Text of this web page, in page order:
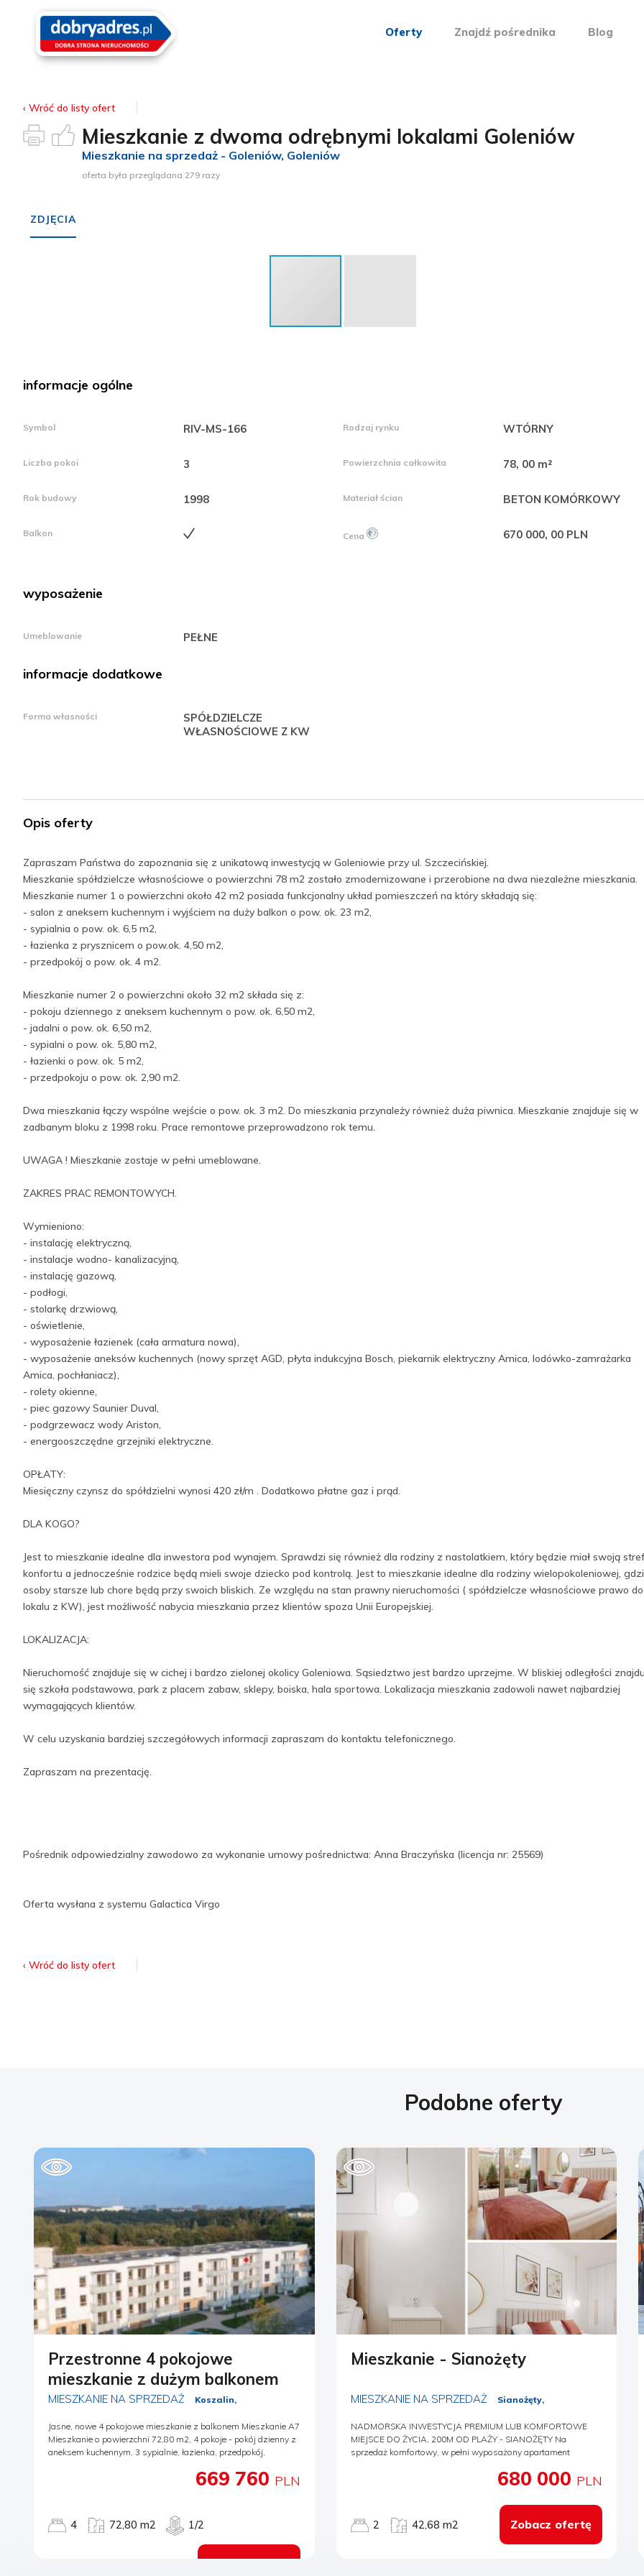
Oferty Znajdź pośrednika Blog
‹ Wróć do listy ofert
Mieszkanie z dwoma odrębnymi lokalami Goleniów
Mieszkanie na sprzedaż - Goleniów, Goleniów
oferta była przeglądana 279 razy
ZDJĘCIA
informacje ogólne
Symbol RIV-MS-166 Rodzaj rynku WTÓRNY
Liczba pokoi 3 Powierzchnia całkowita 78, 00 m²
Rok budowy 1998 Materiał ścian BETON KOMÓRKOWY
Balkon Cena 670 000, 00 PLN
wyposażenie
Umeblowanie PEŁNE
informacje dodatkowe
Forma własności
SPÓŁDZIELCZE
WŁASNOŚCIOWE Z KW
Opis oferty
Zapraszam Państwa do zapoznania się z unikatową inwestycją w Goleniowie przy ul. Szczecińskiej.
Mieszkanie spółdzielcze własnościowe o powierzchni 78 m2 zostało zmodernizowane i przerobione na dwa niezależne mieszkania.
Mieszkanie numer 1 o powierzchni około 42 m2 posiada funkcjonalny układ pomieszczeń na który składają się:
- salon z aneksem kuchennym i wyjściem na duży balkon o pow. ok. 23 m2,
- sypialnia o pow. ok. 6,5 m2,
- łazienka z prysznicem o pow.ok. 4,50 m2,
- przedpokój o pow. ok. 4 m2.
Mieszkanie numer 2 o powierzchni około 32 m2 składa się z:
- pokoju dziennego z aneksem kuchennym o pow. ok. 6,50 m2,
- jadalni o pow. ok. 6,50 m2,
- sypialni o pow. ok. 5,80 m2,
- łazienki o pow. ok. 5 m2,
- przedpokoju o pow. ok. 2,90 m2.
Dwa mieszkania łączy wspólne wejście o pow. ok. 3 m2. Do mieszkania przynależy również duża piwnica. Mieszkanie znajduje się w
zadbanym bloku z 1998 roku. Prace remontowe przeprowadzono rok temu.
UWAGA ! Mieszkanie zostaje w pełni umeblowane.
ZAKRES PRAC REMONTOWYCH.
Wymieniono:
- instalację elektryczną,
- instalacje wodno- kanalizacyjną,
- instalację gazową,
- podłogi,
- stolarkę drzwiową,
- oświetlenie,
- wyposażenie łazienek (cała armatura nowa),
- wyposażenie aneksów kuchennych (nowy sprzęt AGD, płyta indukcyjna Bosch, piekarnik elektryczny Amica, lodówko-zamrażarka
Amica, pochłaniacz),
- rolety okienne,
- piec gazowy Saunier Duval,
- podgrzewacz wody Ariston,
- energooszczędne grzejniki elektryczne.
OPŁATY:
Miesięczny czynsz do spółdzielni wynosi 420 zł/m . Dodatkowo płatne gaz i prąd.
DLA KOGO?
Jest to mieszkanie idealne dla inwestora pod wynajem. Sprawdzi się również dla rodziny z nastolatkiem, który będzie miał swoją
konfortu a jednocześnie rodzice będą mieli swoje dziecko pod kontrolą. Jest to mieszkanie idealne dla rodziny wielopokoleniowej,
osoby starsze lub chore będą przy swoich bliskich. Ze względu na stan prawny nieruchomości ( spółdzielcze własnościowe prawo do
lokalu z KW), jest możliwość nabycia mieszkania przez klientów spoza Unii Europejskiej.
LOKALIZACJA:
Nieruchomość znajduje się w cichej i bardzo zielonej okolicy Goleniowa. Sąsiedztwo jest bardzo uprzejme. W bliskiej odległości
się szkoła podstawowa, park z placem zabaw, sklepy, boiska, hala sportowa. Lokalizacja mieszkania zadowoli nawet najbardziej
wymagających klientów.
W celu uzyskania bardziej szczegółowych informacji zapraszam do kontaktu telefonicznego.
Zapraszam na prezentację.
Pośrednik odpowiedzialny zawodowo za wykonanie umowy pośrednictwa: Anna Braczyńska (licencja nr: 25569)
Oferta wysłana z systemu Galactica Virgo
‹ Wróć do listy ofert
Podobne oferty
Przestronne 4 pokojowe
mieszkanie z dużym balkonem
MIESZKANIE NA SPRZEDAŻ Koszalin,
Jasne, nowe 4 pokojowe mieszkanie z balkonem Mieszkanie A7
Mieszkanie o powierzchni 72,80 m2, 4 pokoje - pokój dzienny z
aneksem kuchennym, 3 sypialnie, łazienka, przedpokój,
południowy - zachód, wschód Do mieszkania należy dokupić
lokatorska na piętrach 6 000 zł/m2 Miejsca postojowe w hali
garażowej 38 000 zł Zakończenia budowy to 30.06.2027r.
Osiedle Franciszkańska II Osiedle Franciszkańska II to
669 760 PLN
4 72,80 m2 1/2
Zobacz ofertę
Mieszkanie - Sianożęty
MIESZKANIE NA SPRZEDAŻ Sianożęty,
NADMORSKA INWESTYCJA PREMIUM LUB KOMFORTOWE
MIEJSCE DO ŻYCIA, 200M OD PLAŻY - SIANOŻĘTY Na
sprzedaż komfortowy, w pełni wyposażony apartament
metrów od szerokiej , piaszczystej plaży oraz bezpośrednim
Medi Spa Sianożęty. Lokal o powierzchni 42,68 mkw został
funkcjonalnie zaprojektowany składa się z: - salonu z aneksem
kuchennym, - oddzielnej sypialni, - łazieki z prysznicem, - oraz
przestronnego tarasu o powierzchni 16 mkw Apartament w
680 000 PLN
2 42,68 m2 Zobacz ofertę